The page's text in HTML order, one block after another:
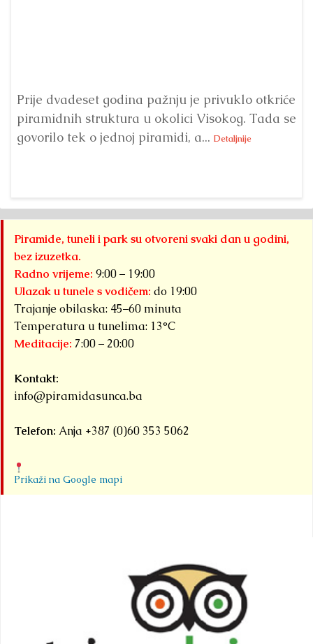
Prije dvadeset godina pažnju je privuklo otkriće
piramidnih struktura u okolici Visokog. Tada se
govorilo tek o jednoj piramidi, a... Detaljnije
Piramide, tuneli i park su otvoreni svaki dan u godini,
bez izuzetka.
Radno vrijeme: 9:00 – 19:00
Ulazak u tunele s vodičem: do 19:00
Trajanje obilaska: 45–60 minuta
Temperatura u tunelima: 13°C
Meditacije: 7:00 – 20:00
Kontakt:
info@piramidasunca.ba
Telefon: Anja +387 (0)60 353 5062
Prikaži na Google mapi